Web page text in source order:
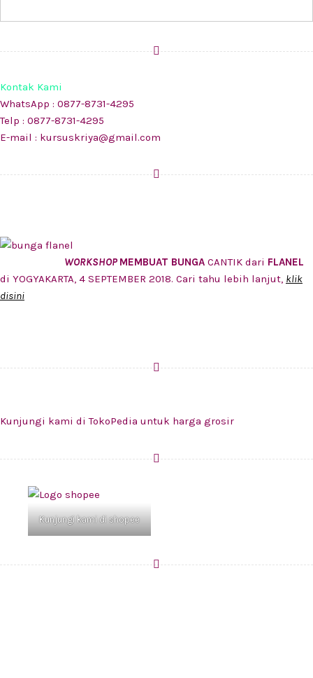
Kontak Kami
WhatsApp : 0877-8731-4295
Telp : 0877-8731-4295
E-mail : kursuskriya@gmail.com
WORKSHOP MEMBUAT BUNGA CANTIK dari FLANEL
di YOGYAKARTA, 4 SEPTEMBER 2018. Cari tahu lebih lanjut, klik
disini
Kunjungi kami di TokoPedia untuk harga grosir
Kunjungi kami di shopee